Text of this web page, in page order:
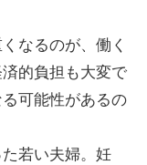
なるのが、働く
的負担も大変で
可能性があるの
若い夫婦。妊